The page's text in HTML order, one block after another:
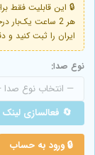
🔒 این قابلیت فقط
ایران را ثبت کنید
نوع صدا:
🔄 فعالسازی
🔒 ورود به حساب